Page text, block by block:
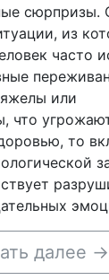
сюрпризы.
из
часто
или
что
то
далее →